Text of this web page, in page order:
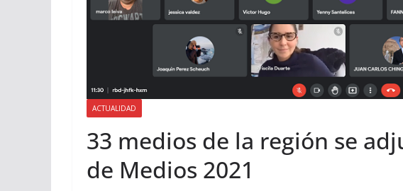
ACTUALIDAD
33 medios de la región se
de Medios 2021